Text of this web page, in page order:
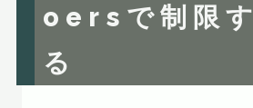
oersで制限す
る